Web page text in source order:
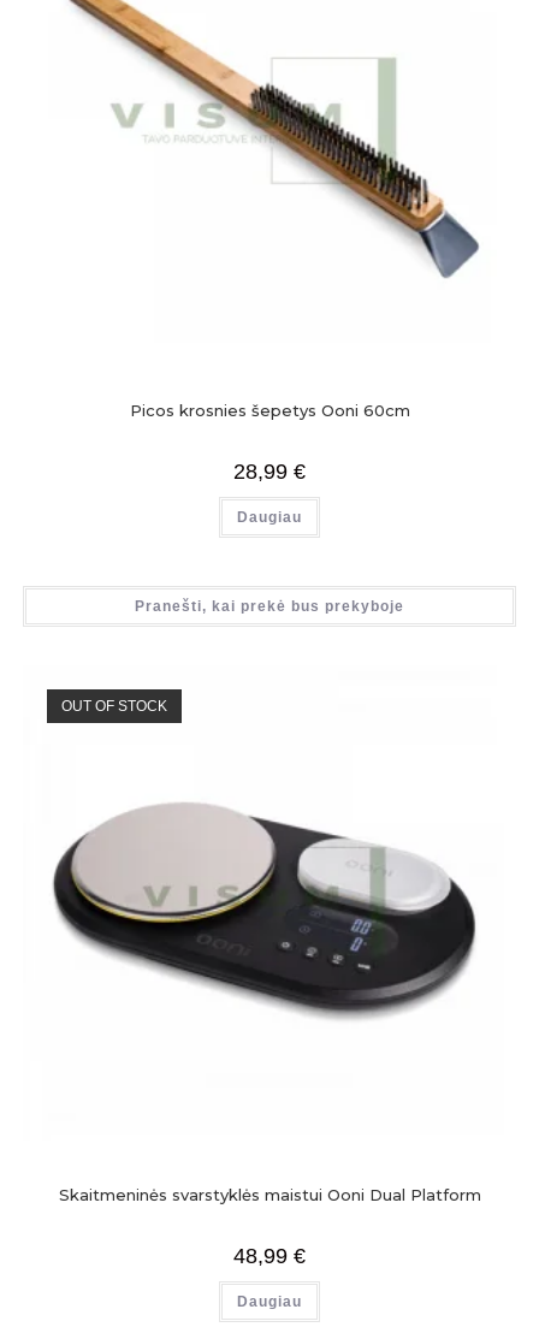
Picos krosnies šepetys Ooni 60cm
28,99 €
Daugiau
Pranešti, kai prekė bus prekyboje
OUT OF STOCK
Skaitmeninės svarstyklės maistui Ooni Dual Platform
48,99 €
Daugiau